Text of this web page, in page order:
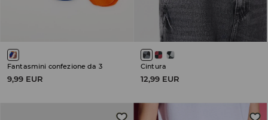
Fantasmini confezione da 3
9,99 EUR
Cintura
12,99 EUR